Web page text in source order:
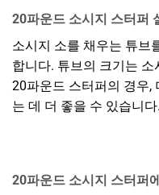
20파운드 소시지 스터퍼
소시지 소를 채우는 튜브
합니다. 튜브의 크기는
20파운드 스터퍼의 경우,
는 데 더 좋을 수 있습니다.
20파운드 소시지 스터퍼